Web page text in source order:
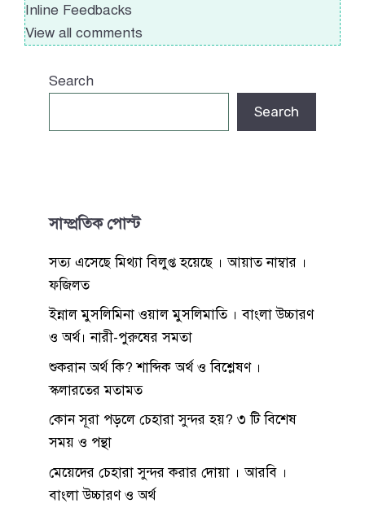
Inline Feedbacks
View all comments
Search
Search
সাম্প্রতিক পোস্ট
সত্য এসেছে মিথ্যা বিলুপ্ত হয়েছে । আয়াত নাম্বার ।
ফজিলত
ইন্নাল মুসলিমিনা ওয়াল মুসলিমাতি । বাংলা উচ্চারণ
ও অর্থ। নারী-পুরুষের সমতা
শুকরান অর্থ কি? শাব্দিক অর্থ ও বিশ্লেষণ ।
স্কলারতের মতামত
কোন সূরা পড়লে চেহারা সুন্দর হয়? ৩ টি বিশেষ
সময় ও পন্থা
মেয়েদের চেহারা সুন্দর করার দোয়া । আরবি ।
বাংলা উচ্চারণ ও অর্থ